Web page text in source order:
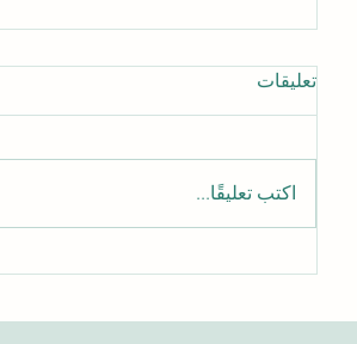
الدليل الشامل للوصول إلى
الدولية الأكاديمية
تعليقات
اكتب تعليقًا...